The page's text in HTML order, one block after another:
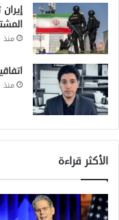
منذ 3 ساعات
منذ 4 ساعات
الأكثر قراءة